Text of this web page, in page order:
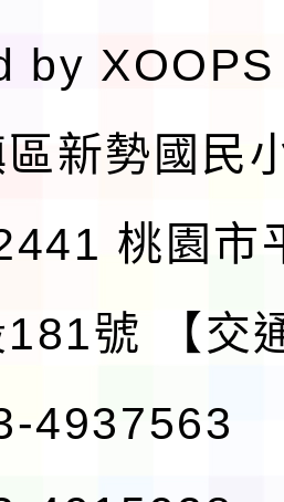
by XOOPS
新勢國民
桃園市
號
【交
4937563